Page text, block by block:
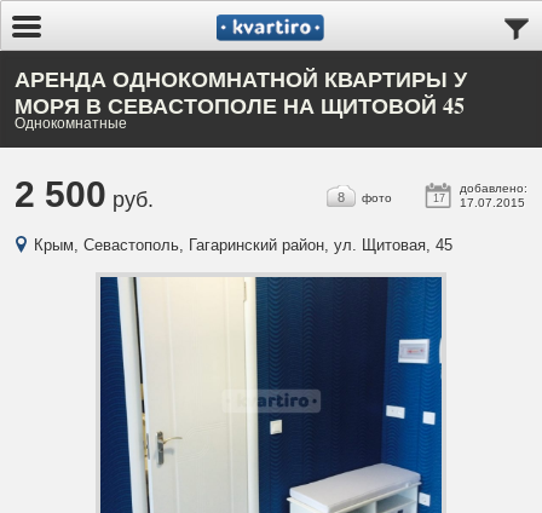
АРЕНДА ОДНОКОМНАТНОЙ КВАРТИРЫ У
МОРЯ В СЕВАСТОПОЛЕ НА ЩИТОВОЙ 45
Однокомнатные
2 500 руб. 17
добавлено:
17.07.2015
8 фото
Крым, Севастополь, Гагаринский район, ул. Щитовая, 45